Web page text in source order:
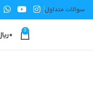
سوالات متداول
0 ۰